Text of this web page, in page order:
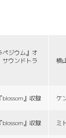
ペジウム』オ
サウンドトラ
横
blossom』収録 ケ
blossom』収録 ミ